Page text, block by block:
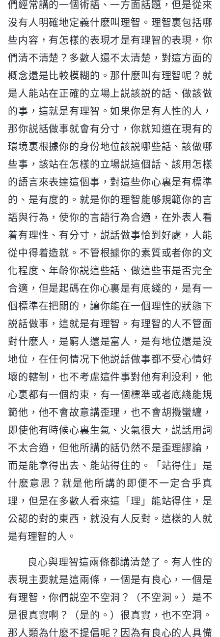
們經常講的一個術語、一方面話題，但是從來
没有人明確地定義什麽叫理智。理智裏包括哪
些内容，有怎樣的表現才是有理智的表現，你
們清不清楚？多數人還不太清楚，對這方面的
概念還是比較模糊的。那什麽叫有理智呢？就
是人能站在正確的立場上説該説的話、做該做
的事，這就是有理智。如果你是有人性的人，
那你説話做事就會有分寸，你就知道在現有的
環境裏根據你的身份地位該説哪些話、該做哪
些事，該站在怎樣的立場説這個話、該用怎樣
的語言來表達這個事，對這些你心裏是有標準
的、是有度的。就是你的理智能够規範你的言
語與行為，使你的言語行為合適，在外表人看
着有理性、有分寸，説話做事恰到好處，人能
從中得着造就。不管根據你的素質或者你的文
化程度、年齡你説這些話、做這些事是否完全
合適，但是起碼在你心裏是有底綫的，是有一
個標準在把關的，讓你能在一個理性的狀態下
説話做事，這就是有理智。有理智的人不管面
對什麽人，是窮人還是富人，是有地位還是没
地位，在任何情况下他説話做事都不受心情好
壞的轄制，也不考慮這件事對他有利没利，他
心裏都有一個約束，有一個標準或者底綫能規
範他，他不會故意講歪理，也不會胡攪蠻纏，
即使他有時候心裏生氣、火氣很大，説話用詞
不太合適，但他所講的話仍然不是歪理謬論，
而是能拿得出去、能站得住的。「站得住」是
什麽意思？就是他所講的即便不一定合乎真
理，但是在多數人看來這「理」能站得住，是
公認的對的東西，就没有人反對。這樣的人就
是有理智的人。
良心與理智這兩條都講清楚了。有人性的
表現主要就是這兩條，一個是有良心，一個是
有理智，你們説空不空洞？（不空洞。）是不
是很真實啊？（是的。）很真實，也不空洞。
那人類為什麽不提倡呢？因為有良心的人具備